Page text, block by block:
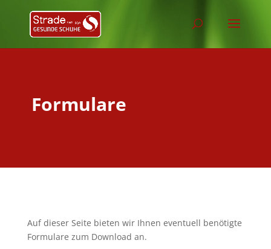
Formulare
Auf dieser Seite bieten wir Ihnen eventuell benötigte
Formulare zum Download an.